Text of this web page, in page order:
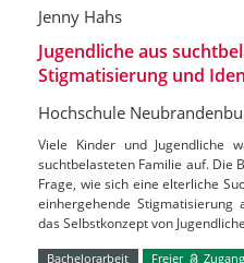
Jenny Hahs
Jugendliche aus
Stigmatisierung und
Hochschule
Viele Kinder und Jugendliche
suchtbelasteten Familie auf. Die
Frage, wie sich eine elterliche
einhergehende
das Selbstkonzept von
Bachelorarbeit Freier Zugang